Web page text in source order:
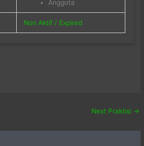
Anggota
Non Aktif / Expired
Next Praktisi →